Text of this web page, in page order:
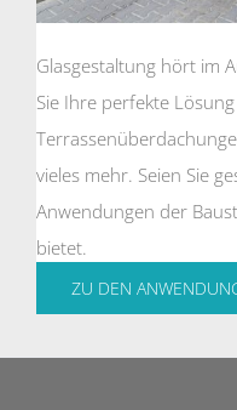
Glasgestaltung hört im
Sie Ihre perfekte
vieles mehr. Seien Sie
Anwendungen der
bietet.
ZU DEN